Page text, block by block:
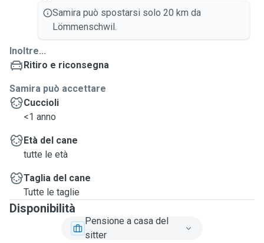
Samira può spostarsi solo 20 km da
Lömmenschwil.
Inoltre...
Ritiro e riconsegna
Samira può accettare
Cuccioli
<1 anno
Età del cane
tutte le età
Taglia del cane
Tutte le taglie
Disponibilità
Pensione a casa del
sitter